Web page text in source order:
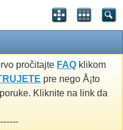
pročitajte FAQ klikom
pre nego Å¡to
Kliknite na link da